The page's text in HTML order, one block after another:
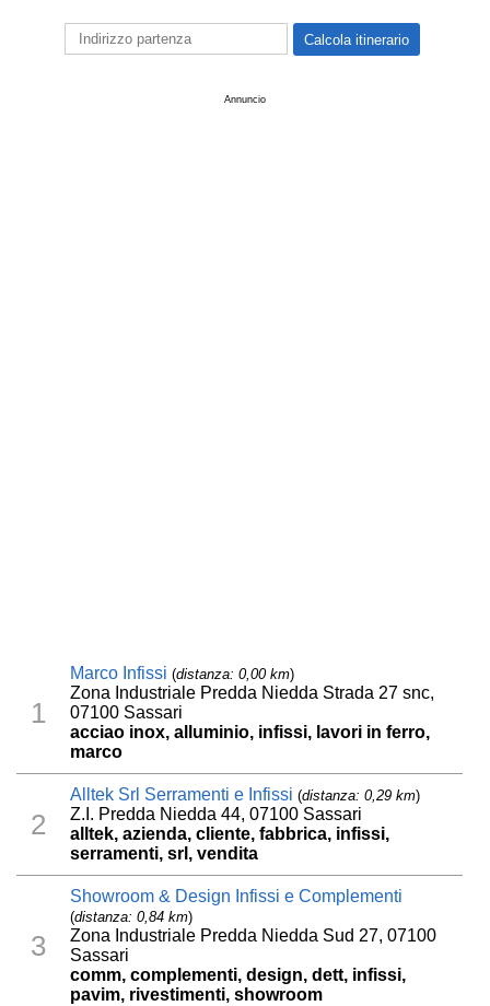
Annuncio
1
Marco Infissi (distanza: 0,00 km)
Zona Industriale Predda Niedda Strada 27 snc,
07100 Sassari
acciao inox, alluminio, infissi, lavori in ferro,
marco
2
Alltek Srl Serramenti e Infissi (distanza: 0,29 km)
Z.I. Predda Niedda 44, 07100 Sassari
alltek, azienda, cliente, fabbrica, infissi,
serramenti, srl, vendita
3
Showroom & Design Infissi e Complementi
(distanza: 0,84 km)
Zona Industriale Predda Niedda Sud 27, 07100
Sassari
comm, complementi, design, dett, infissi,
pavim, rivestimenti, showroom